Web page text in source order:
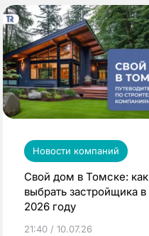
Новости компаний
Свой дом в Томске: как
выбрать застройщика в
2026 году
21:40 / 10.07.26